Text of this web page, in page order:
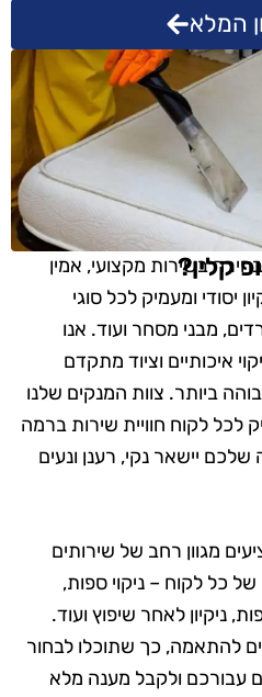
המלא
קלין?
בשירות מקצועי, אמין
יסודי ומעמיק לכל סוגי
מבני מסחר ועוד. אנו
איכותיים וציוד מתקדם
ביותר. צוות המנקים שלנו
לכל לקוח חוויית שירות ברמה
יישאר נקי, רענן ונעים
מגוון רחב של שירותים
כל לקוח – ניקוי ספות,
ניקיון לאחר שיפוץ ועוד.
להתאמה, כך שתוכלו לבחור
עבורכם ולקבל מענה מלא